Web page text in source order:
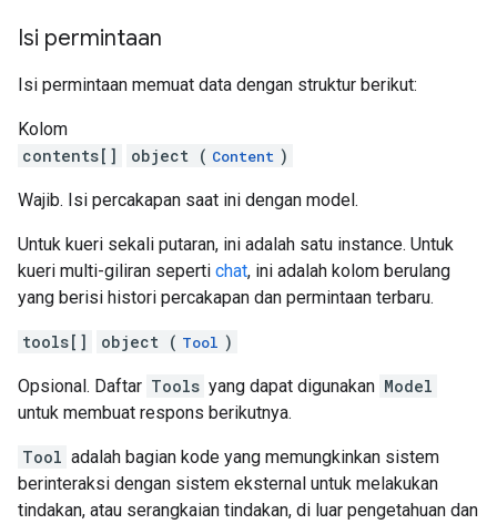
Isi permintaan
Isi permintaan memuat data dengan struktur berikut:
Kolom
contents[]
object ( Content )
Wajib. Isi percakapan saat ini dengan model.
Untuk kueri sekali putaran, ini adalah satu instance. Untuk
kueri multi-giliran seperti chat, ini adalah kolom berulang
yang berisi histori percakapan dan permintaan terbaru.
tools[] object ( Tool )
Opsional. Daftar Tools yang dapat digunakan Model
untuk membuat respons berikutnya.
Tool adalah bagian kode yang memungkinkan sistem
berinteraksi dengan sistem eksternal untuk melakukan
tindakan, atau serangkaian tindakan, di luar pengetahuan dan